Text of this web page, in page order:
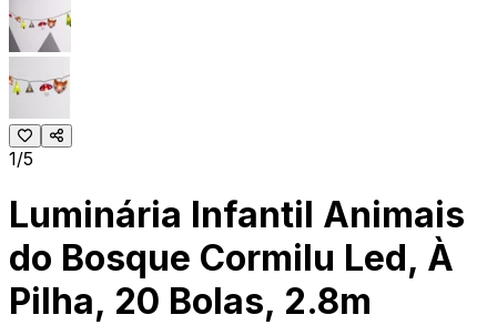
1/5
Luminária Infantil Animais
do Bosque Cormilu Led, À
Pilha, 20 Bolas, 2.8m